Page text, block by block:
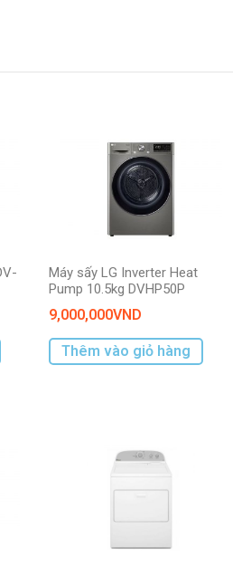
Máy sấy LG Inverter Heat
Pump 10.5kg DVHP50P
9,000,000VND
Thêm vào giỏ hàng